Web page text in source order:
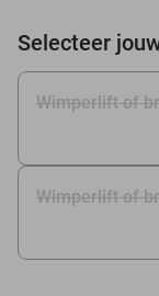
Selecteer
Wimperlift of
Wimperlift of